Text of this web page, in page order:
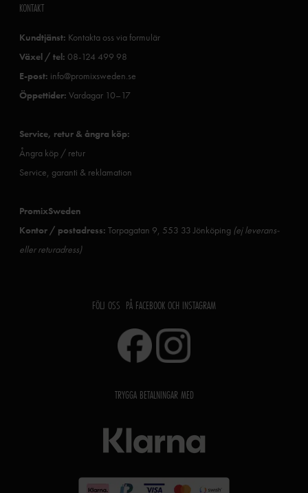
KONTAKT
Kundtjänst: Kontakta oss via formulär
Växel / tel: 08-124 499 98
E-post: info@promixsweden.se
Öppettider: Vardagar 10–17
Service, retur & ångra köp:
Ångra köp / retur
Service, garanti & reklamation
PromixSweden
Kontor / postadress: Torpagatan 9, 553 33 Jönköping (ej leverans-
eller returadress)
FÖLJ OSS PÅ FACEBOOK OCH INSTAGRAM
TRYGGA BETALNINGAR MED